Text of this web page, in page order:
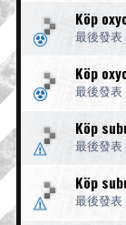
Köp
最後發表
Köp
最後發表
Köp
最後發表
Köp
最後發表